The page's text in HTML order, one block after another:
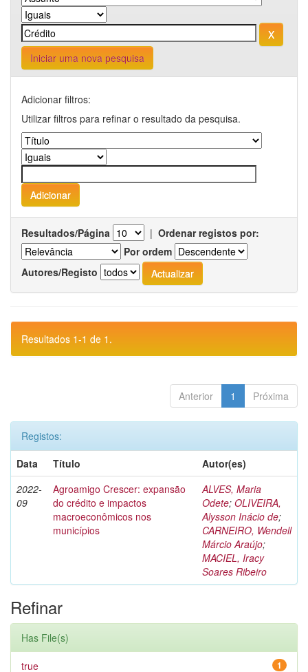
Iniciar uma nova pesquisa
Adicionar filtros:
Utilizar filtros para refinar o resultado da pesquisa.
Resultados/Página | Ordenar registos por:
Por ordem
Autores/Registo
Resultados 1-1 de 1.
Anterior 1 Próxima
Registos:
Data
Título
Autor(es)
2022-
09
Agroamigo Crescer: expansão
do crédito e impactos
macroeconômicos nos
municípios
ALVES, Maria
Odete; OLIVEIRA,
Alysson Inácio de;
CARNEIRO, Wendell
Márcio Araújo;
MACIEL, Iracy
Soares Ribeiro
Refinar
Has File(s)
1
true